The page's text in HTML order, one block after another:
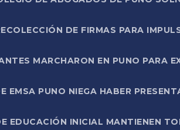
DE FIRMAS PARA
MARCHARON EN PUNO PARA
EMSA PUNO NIEGA HABER
EDUCACIÓN INICIAL MANTIENEN